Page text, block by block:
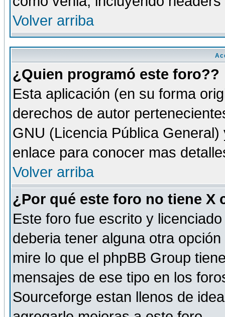
Volver arriba
¿Quien programó este foro??
Esta aplicación (en su forma
derechos de autor
GNU (Licencia Pública
enlace para conocer mas
Volver arriba
¿Por qué este foro no tiene X
Este foro fue escrito y
deberia tener alguna otra
mire lo que el phpBB Group
mensajes de ese tipo en los
Sourceforge estan llenos de